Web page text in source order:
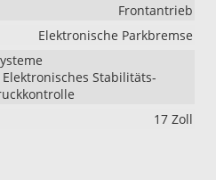
Frontantrieb
Elektronische Parkbremse
Stabilitäts-
17 Zoll